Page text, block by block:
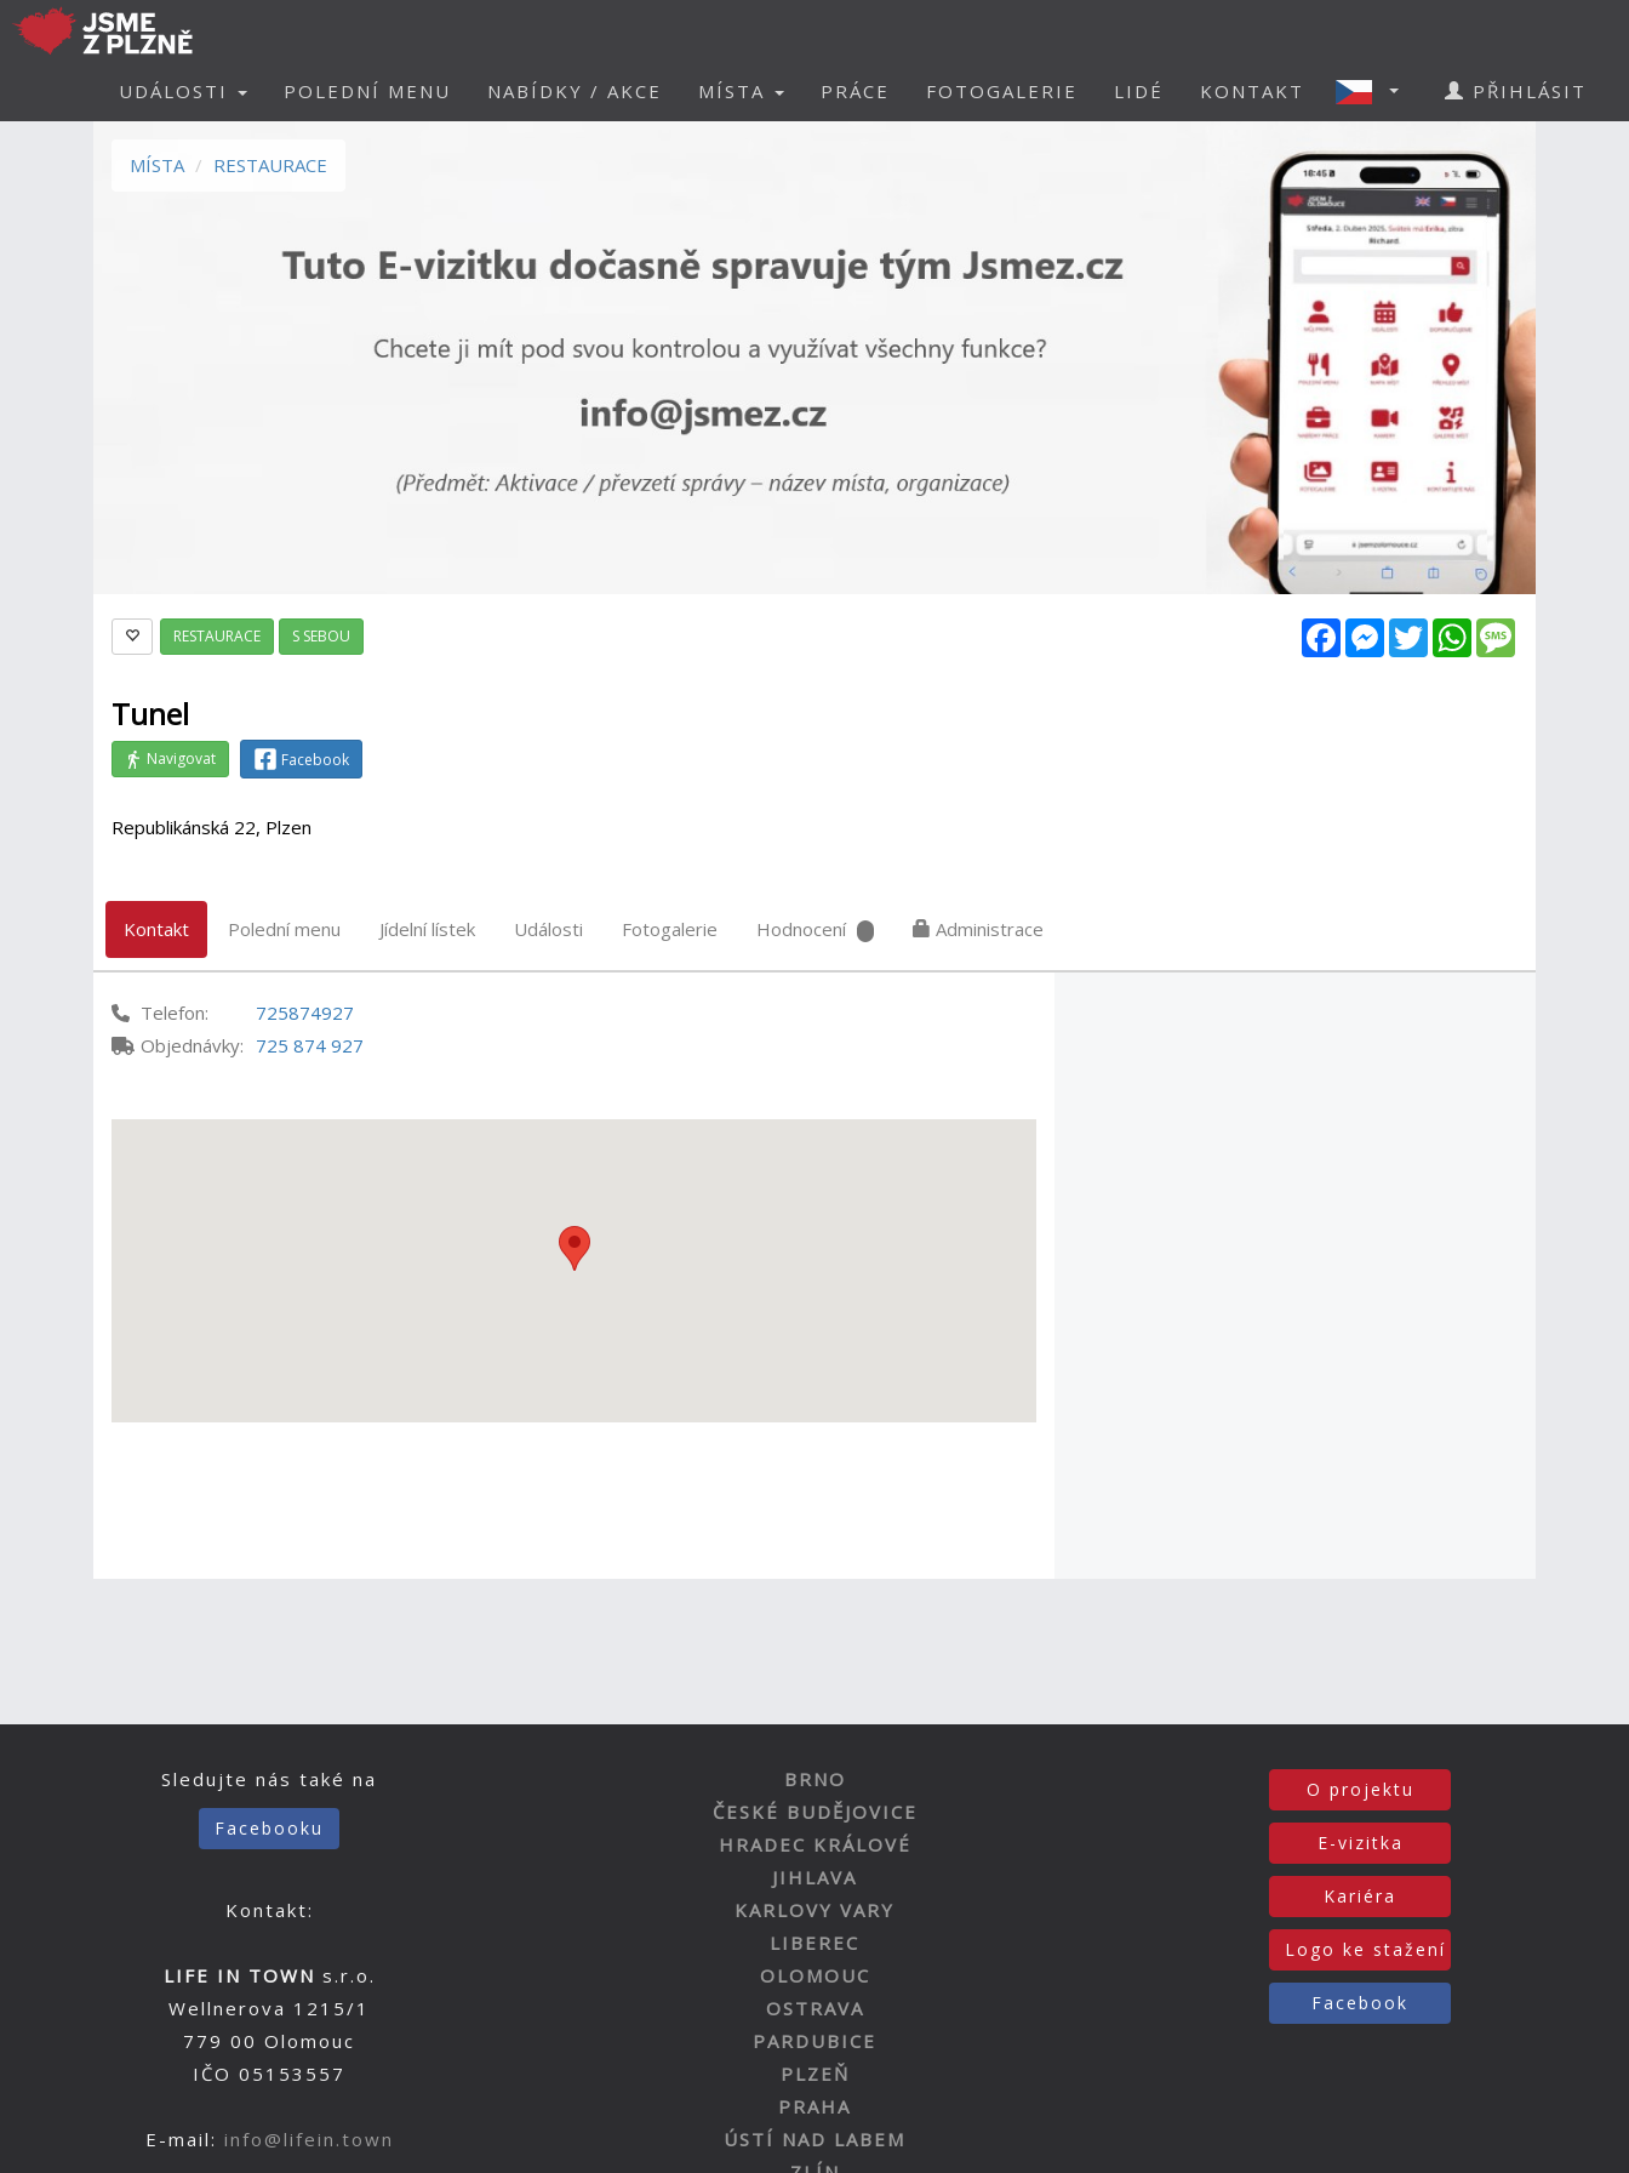
UDÁLOSTI POLEDNÍ MENU NABÍDKY / AKCE MÍSTA PRÁCE FOTOGALERIE LIDÉ KONTAKT PŘIHLÁSIT
MÍSTA RESTAURACE
FacebookMessenger
TwitterWhatsApp
RESTAURACE S SEBOU
Tunel
Navigovat Facebook
Republikánská 22, Plzen
Kontakt Polední menu Jídelní lístek Události Fotogalerie Hodnocení Administrace
Telefon:
725874927
Objednávky: 725 874 927
Sledujte nás také na
Facebooku
Kontakt:
LIFE IN TOWN s.r.o.
Wellnerova 1215/1
779 00 Olomouc
IČO 05153557
E-mail: info@lifein.town
BRNO
ČESKÉ BUDĚJOVICE
HRADEC KRÁLOVÉ
JIHLAVA
KARLOVY VARY
LIBEREC
OLOMOUC
OSTRAVA
PARDUBICE
PLZEŇ
PRAHA
ÚSTÍ NAD LABEM
O projektu
E-vizitka
Kariéra
Logo ke stažení
Facebook